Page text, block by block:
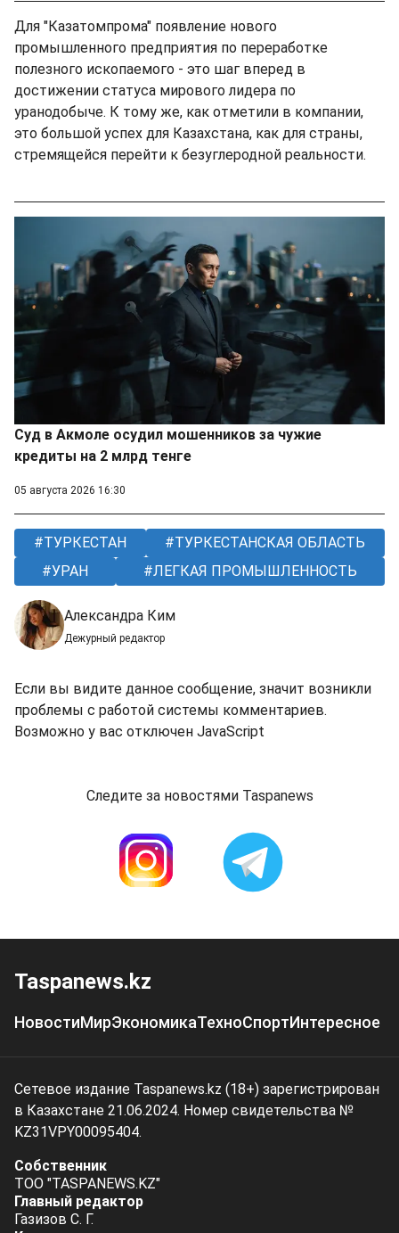
Для "Казатомпрома" появление нового
промышленного предприятия по переработке
полезного ископаемого - это шаг вперед в
достижении статуса мирового лидера по
уранодобыче. К тому же, как отметили в компании,
это большой успех для Казахстана, как для страны,
стремящейся перейти к безуглеродной реальности.
Суд в Акмоле осудил мошенников за чужие
кредиты на 2 млрд тенге
05 августа 2026 16:30
ТУРКЕСТАН
ТУРКЕСТАНСКАЯ ОБЛАСТЬ
УРАН
ЛЕГКАЯ ПРОМЫШЛЕННОСТЬ
Александра Ким
Дежурный редактор
Если вы видите данное сообщение, значит возникли
проблемы с работой системы комментариев.
Возможно у вас отключен JavaScript
Следите за новостями Taspanews
Taspanews.kz
НовостиМирЭкономикаТехноСпортИнтересное
Сетевое издание Taspanews.kz (18+) зарегистрирован
в Казахстане 21.06.2024. Номер свидетельства №
KZ31VPY00095404.
Собственник
ТОО "TASPANEWS.KZ"
Главный редактор
Газизов С. Г.